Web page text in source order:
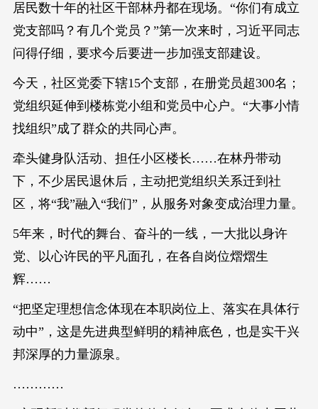
居民数十年的社区干部林丹都在现场。“你们有成立
党支部吗？有几个党员？”第一次来时，习近平同志
问得仔细，要求今后要进一步加强支部建设。
今天，社区党委下辖15个支部，在册党员超300名；
党组织延伸到楼栋党小组和党员中心户。“大事小情
找组织”成了群众的共同心声。
牵头健身队活动、担任小区楼长……在林丹带动
下，不少居民退休后，主动把党组织关系迁到社
区，将“我”融入“我们”，从服务对象变成治理力量。
5年来，时代的舞台、奋斗的一线，一大批以身许
党、以心许民的平凡面孔，在各自岗位熠熠生
辉……
“把坚定理想信念体现在本职岗位上、落实在具体行
动中”，这是先进典型鲜明的精神底色，也是实干兴
邦深厚的力量源泉。
…………